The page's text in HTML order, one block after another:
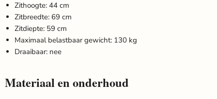
Zithoogte: 44 cm
Zitbreedte: 69 cm
Zitdiepte: 59 cm
Maximaal belastbaar gewicht: 130 kg
Draaibaar: nee
Materiaal en onderhoud